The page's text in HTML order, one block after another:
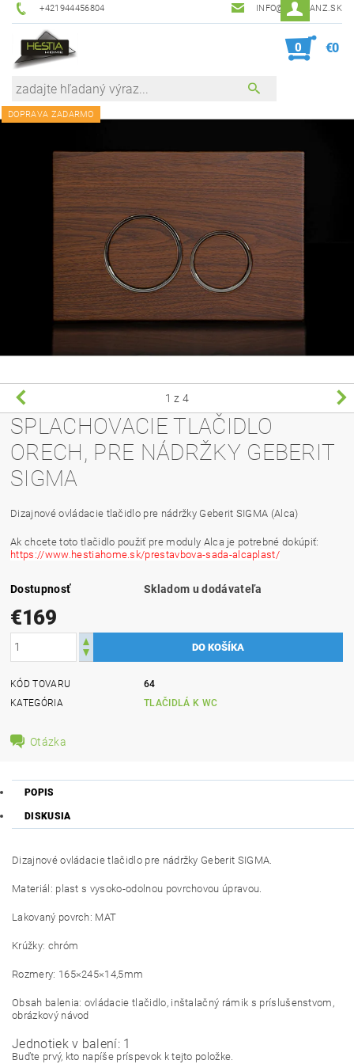
+421944456804 INFO@HESTIANZ.SK
0 €0
DOPRAVA ZADARMO
1 z 4
SPLACHOVACIE TLAČIDLO
ORECH, PRE NÁDRŽKY GEBERIT
SIGMA
Dizajnové ovládacie tlačidlo pre nádržky Geberit SIGMA (Alca)
Ak chcete toto tlačidlo použiť pre moduly Alca je potrebné dokúpiť:
https://www.hestiahome.sk/prestavbova-sada-alcaplast/
Dostupnosť Skladom u dodávateľa
€169
KÓD TOVARU
64
KATEGÓRIA
TLAČIDLÁ K WC
Otázka
POPIS
DISKUSIA
Dizajnové ovládacie tlačidlo pre nádržky Geberit SIGMA.
Materiál: plast s vysoko-odolnou povrchovou úpravou.
Lakovaný povrch: MAT
Krúžky: chróm
Rozmery: 165×245×14,5mm
Obsah balenia: ovládacie tlačidlo, inštalačný rámik s príslušenstvom,
obrázkový návod
Jednotiek v balení: 1
Buďte prvý, kto napíše príspevok k tejto položke.